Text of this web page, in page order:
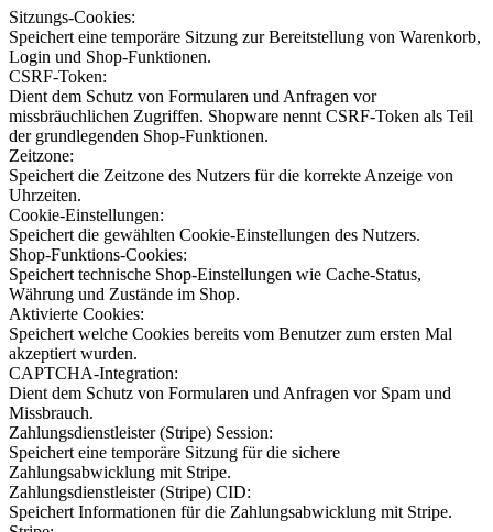
Sitzungs-Cookies:
Speichert eine temporäre Sitzung zur Bereitstellung von Warenkorb,
Login und Shop-Funktionen.
CSRF-Token:
Dient dem Schutz von Formularen und Anfragen vor
missbräuchlichen Zugriffen. Shopware nennt CSRF-Token als Teil
der grundlegenden Shop-Funktionen.
Zeitzone:
Speichert die Zeitzone des Nutzers für die korrekte Anzeige von
Uhrzeiten.
Cookie-Einstellungen:
Speichert die gewählten Cookie-Einstellungen des Nutzers.
Shop-Funktions-Cookies:
Speichert technische Shop-Einstellungen wie Cache-Status,
Währung und Zustände im Shop.
Aktivierte Cookies:
Speichert welche Cookies bereits vom Benutzer zum ersten Mal
akzeptiert wurden.
CAPTCHA-Integration:
Dient dem Schutz von Formularen und Anfragen vor Spam und
Missbrauch.
Zahlungsdienstleister (Stripe) Session:
Speichert eine temporäre Sitzung für die sichere
Zahlungsabwicklung mit Stripe.
Zahlungsdienstleister (Stripe) CID:
Speichert Informationen für die Zahlungsabwicklung mit Stripe.